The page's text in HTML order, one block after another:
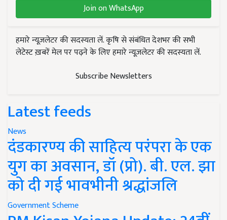
Join on WhatsApp
हमारे न्यूज़लेटर की सदस्यता लें. कृषि से संबंधित देशभर की सभी
लेटेस्ट ख़बरें मेल पर पढ़ने के लिए हमारे न्यूज़लेटर की सदस्यता लें.
Subscribe Newsletters
Latest feeds
News
दंडकारण्य की साहित्य परंपरा के एक
युग का अवसान, डॉ (प्रो). बी. एल. झा
को दी गई भावभीनी श्रद्धांजलि
Government Scheme